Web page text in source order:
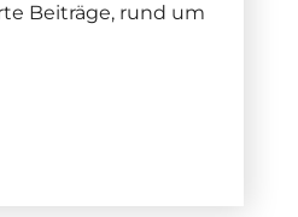
Beiträge, rund um